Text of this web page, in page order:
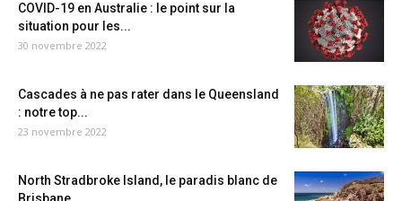
COVID-19 en Australie : le point sur la
situation pour les...
30 novembre 2022
Cascades à ne pas rater dans le Queensland
: notre top...
23 novembre 2022
North Stradbroke Island, le paradis blanc de